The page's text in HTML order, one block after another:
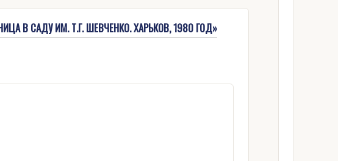
В САДУ ИМ. Т.Г. ШЕВЧЕНКО. ХАРЬКОВ, 1980 ГОД»